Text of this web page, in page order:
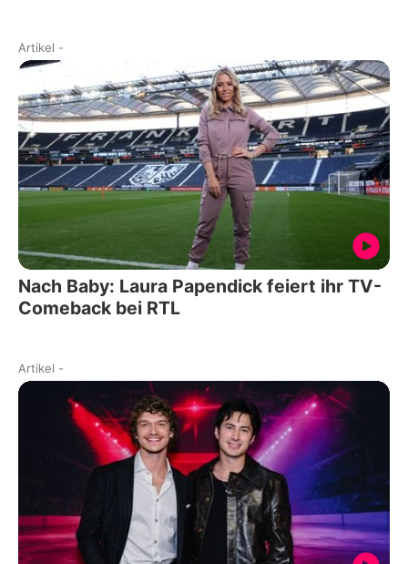
Artikel -
Nach Baby: Laura Papendick feiert ihr TV-
Comeback bei RTL
Artikel -